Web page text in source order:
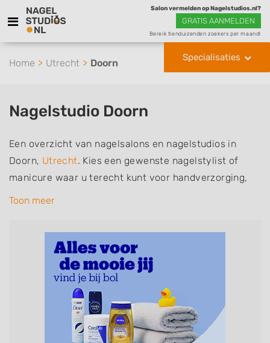
Salon vermelden op Nagelstudios.nl?
GRATIS AANMELDEN
Bereik tienduizenden zoekers per maand!
Specialisaties
Home Utrecht Doorn
Nagelstudio Doorn
Een overzicht van nagelsalons en nagelstudios in
Doorn, Utrecht. Kies een gewenste nagelstylist of
manicure waar u terecht kunt voor handverzorging,
nagelverzorging en soms ook voetverzorging. De
French Manicure, Acrylnagels, Gelnagels, Nailart,
Parrafinebehandeling, 3D Nailart, Bruidsnagels en
Handmassage. U kunt de zoekresultaten filteren met
behulp van de specialisatie filter en u vindt
zoekresultaten in iedere wijk (noord, oost, zuid, west
en het centrum) van Doorn.
Toon meer